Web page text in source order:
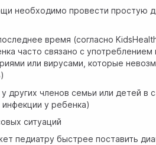
необходимо провести простую
время (согласно
часто связано с употреблением
или вирусами, которые
других членов семьи или детей в
у ребенка)
ситуаций
педиатру быстрее поставить